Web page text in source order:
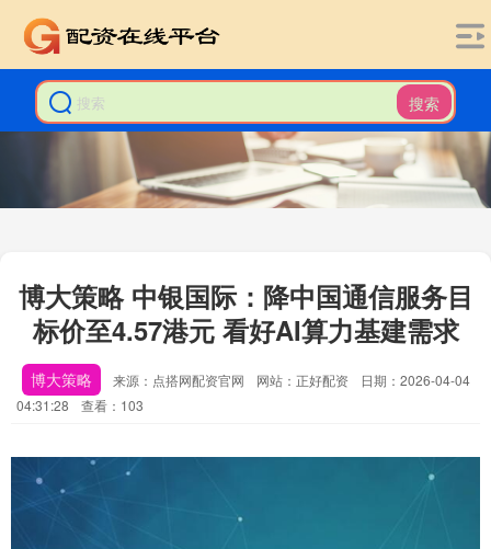
搜索
博大策略 中银国际：降中国通信服务目
标价至4.57港元 看好AI算力基建需求
博大策略 来源：点搭网配资官网 网站：正好配资
日期：2026-04-04
04:31:28
查看：103